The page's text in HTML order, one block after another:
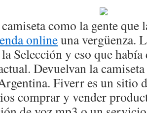
como la gente
onlineuna vergüenza.
Selección y eso que había
Devuelvan la
Fiverr es un sitio
comprar y vender